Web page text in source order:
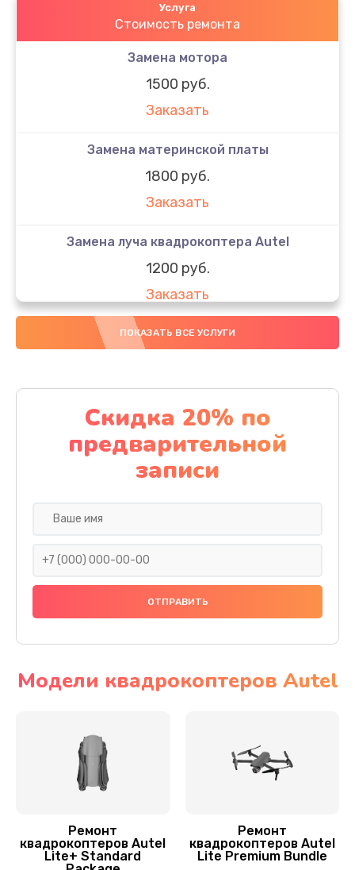
Услуга
Стоимость ремонта
Замена мотора
1500 руб.
Заказать
Замена материнской платы
1800 руб.
Заказать
Замена луча квадрокоптера Autel
1200 руб.
Заказать
Замена GPS-модуля
Заказать
Настройка шифрования Wi-Fi
1000 руб.
Заказать
Установка антенны пульта
Замена шестерни
Замена оси квадрокоптера Autel
Заказать
ПОКАЗАТЬ ВСЕ УСЛУГИ
Скидка 20% по
предварительной
записи
Модели квадрокоптеров Autel
Ремонт
квадрокоптеров Autel
Lite+ Standard
Ремонт
квадрокоптеров Autel
Lite Premium Bundle